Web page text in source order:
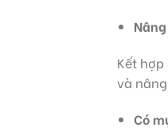
Kết
và
Có